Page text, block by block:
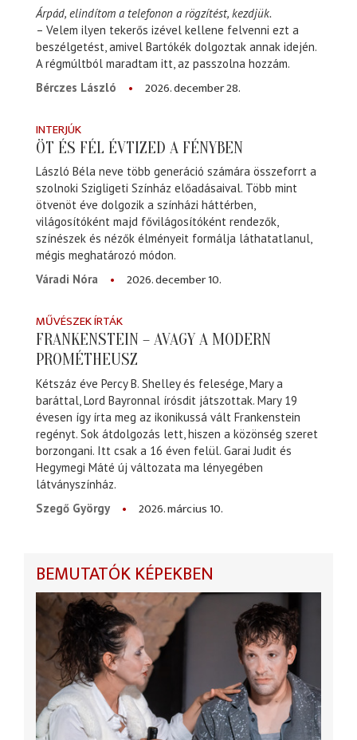
Árpád, elindítom a telefonon a rögzítést, kezdjük.
– Velem ilyen tekerős izével kellene felvenni ezt a
beszélgetést, amivel Bartókék dolgoztak annak idején.
A régmúltból maradtam itt, az passzolna hozzám.
Bérczes László
2026. december 28.
INTERJÚK
ÖT ÉS FÉL ÉVTIZED A FÉNYBEN
László Béla neve több generáció számára összeforrt a
szolnoki Szigligeti Színház előadásaival. Több mint
ötvenöt éve dolgozik a színházi háttérben,
világosítóként majd fővilágosítóként rendezők,
színészek és nézők élményeit formálja láthatatlanul,
mégis meghatározó módon.
Váradi Nóra
2026. december 10.
MŰVÉSZEK ÍRTÁK
FRANKENSTEIN – AVAGY A MODERN
PROMÉTHEUSZ
Kétszáz éve Percy B. Shelley és felesége, Mary a
baráttal, Lord Bayronnal írósdit játszottak. Mary 19
évesen így írta meg az ikonikussá vált Frankenstein
regényt. Sok átdolgozás lett, hiszen a közönség szeret
borzongani. Itt csak a 16 éven felül. Garai Judit és
Hegymegi Máté új változata ma lényegében
látványszínház.
Szegő György
2026. március 10.
BEMUTATÓK KÉPEKBEN